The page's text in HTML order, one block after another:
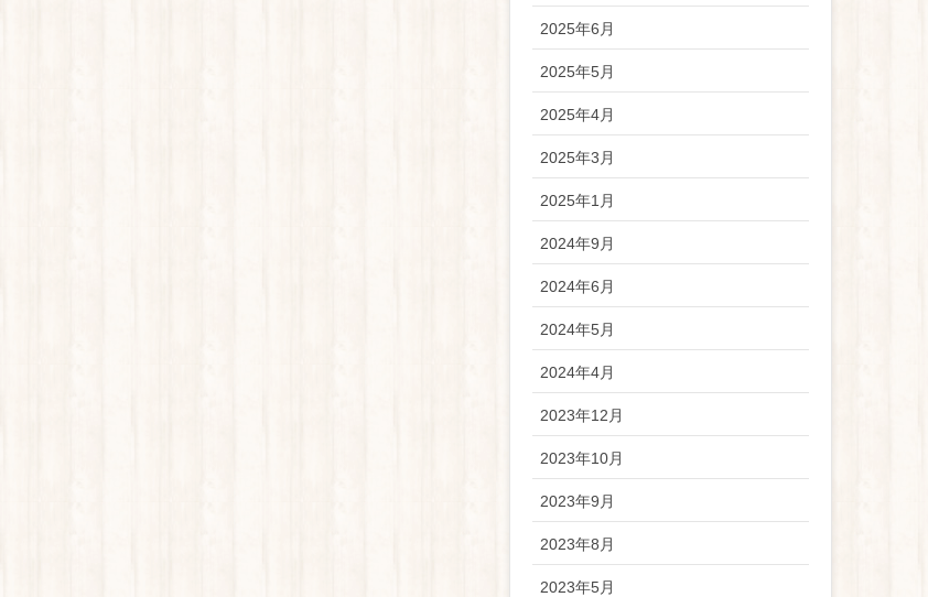
2025年6月
2025年5月
2025年4月
2025年3月
2025年1月
2024年9月
2024年6月
2024年5月
2024年4月
2023年12月
2023年10月
2023年9月
2023年8月
2023年5月